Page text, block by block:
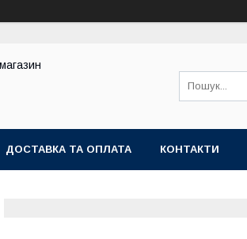
ДОСТАВКА ТА ОПЛАТА КОНТАКТИ